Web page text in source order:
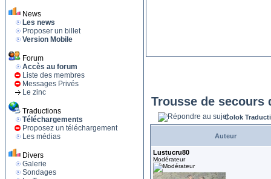
News
Les news
Proposer un billet
Version Mobile
Forum
Accès au forum
Liste des membres
Messages Privés
Le zinc
Traductions
Téléchargements
Proposez un téléchargement
Les médias
Divers
Galerie
Sondages
Trousse de secours
Colok
Auteur
Lustucru80
Modérateur